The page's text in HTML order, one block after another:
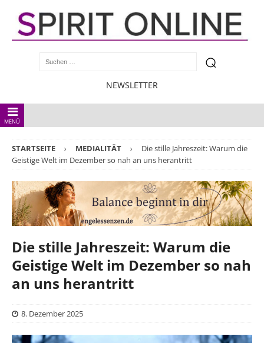
NEWSLETTER
MENÜ
STARTSEITE MEDIALITÄT
Die stille Jahreszeit: Warum die
Geistige Welt im Dezember so nah an uns herantritt
Die stille Jahreszeit: Warum die
Geistige Welt im Dezember so nah
an uns herantritt
8. Dezember 2025